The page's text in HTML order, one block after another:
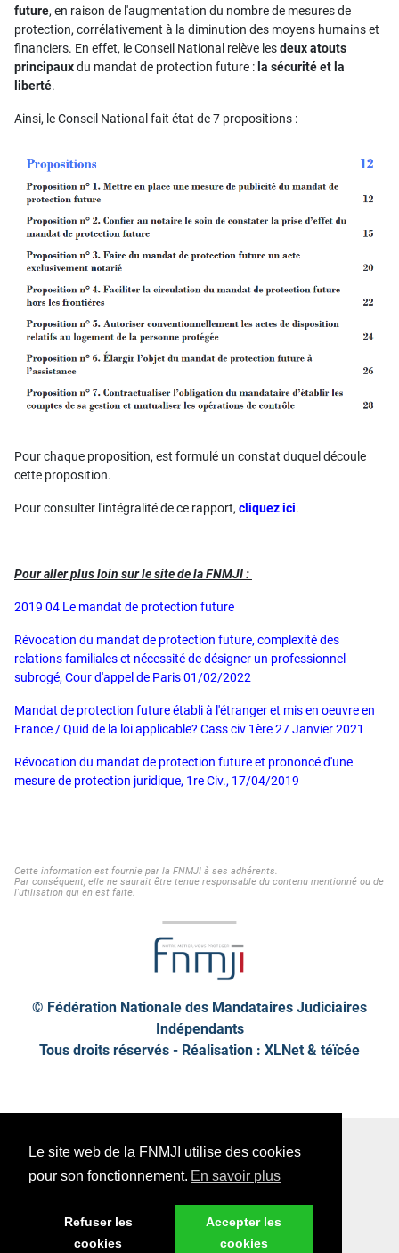
Le site web de la FNMJI utilise des cookies
pour son fonctionnement. En savoir plus
Refuser les
cookies
Accepter les
cookies
future, en raison de l'augmentation du nombre de mesures de
protection, corrélativement à la diminution des moyens humains et
financiers. En effet, leConseil National relève lesdeux atouts
principauxdu mandat de protection future : la sécurité et la
liberté.
Ainsi, le Conseil National fait état de 7 propositions :
Pour chaque proposition, est formulé un constat duquel découle
cette proposition.
Pour consulter l'intégralité de ce rapport, cliquez ici.
Pour aller plus loin sur le site de la FNMJI :
2019 04 Le mandat de protection future
Révocation du mandat de protection future, complexité des
relations familiales et nécessité de désigner un professionnel
subrogé, Cour d'appel de Paris 01/02/2022
Mandat de protection future établi à l'étranger et mis en oeuvre en
France / Quid de la loi applicable? Cass civ 1ère 27 Janvier 2021
Révocation du mandat de protection future et prononcé d'une
mesure de protection juridique, 1re Civ., 17/04/2019
Cette information est fournie par la FNMJI à ses adhérents.
Par conséquent, elle ne saurait être tenue responsable du contenu mentionné ou de
l'utilisation qui en est faite.
© Fédération Nationale des Mandataires Judiciaires
Indépendants
Tous droits réservés - Réalisation : XLNet & téïcée
Mentions légales
Données personnelles